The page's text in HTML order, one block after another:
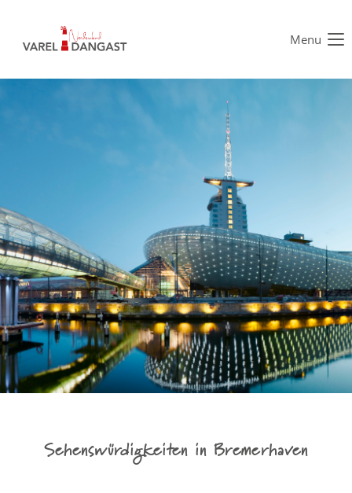
Der Eintrag "offcanvas-col1" existiert leider nicht.
Der Eintrag "offcanvas-col2" existiert leider nicht.
Der Eintrag "offcanvas-col3" existiert leider nicht.
Der Eintrag "offcanvas-col4" existiert leider nicht.
Menu
Sehenswürdigkeiten in Bremerhaven